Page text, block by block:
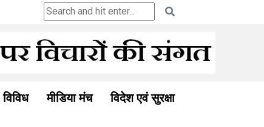
सम्बन्ध की असंगति पर विमर्श
विविध मीडिया मंच विदेश एवं सुरक्षा